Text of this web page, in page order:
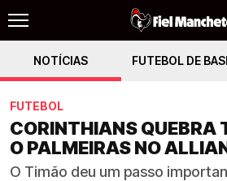
NOTÍCIAS FUTEBOL DE
FUTEBOL
CORINTHIANS QUEBRA
O PALMEIRAS NO
O Timão deu um passo